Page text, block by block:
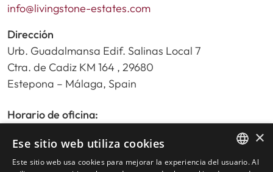
info@livingstone-estates.com
Dirección
Urb. Guadalmansa Edif. Salinas Local 7
Ctra. de Cadiz KM 164 , 29680
Estepona – Málaga, Spain
Horario de oficina:
Sábados y festivos de 10:00am a 14:00pm
ENGLISH
×
Ese sitio web utiliza cookies
Este sitio web usa cookies para mejorar la experiencia del usuario. Al